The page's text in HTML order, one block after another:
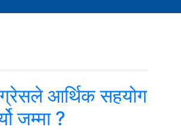
आर्थिक सहयोग
जम्मा ?